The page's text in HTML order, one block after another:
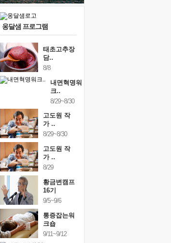
유년 시절의 부산 영도 바다
못된 꼰대들
거울 속의 나
옹달샘 프로그램
태초고추장
담..
8/8
내면혁명워
크..
8/29~8/30
고도원 작
가 ..
8/29~8/30
고도원 작
가 ..
8/29
황금변캠프
16기
9/5~9/6
통증잡는워
크숍
9/11~9/12